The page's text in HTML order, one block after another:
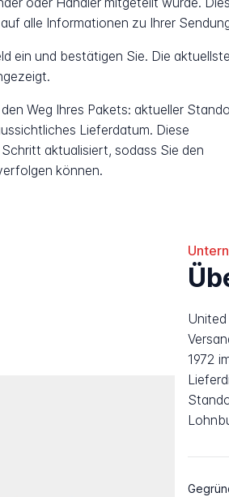
alle Informationen zu Ihrer
ein und bestätigen Sie. Die
Weg Ihres Pakets: aktueller
Lieferdatum. Diese
aktualisiert, sodass Sie den
können.
1972